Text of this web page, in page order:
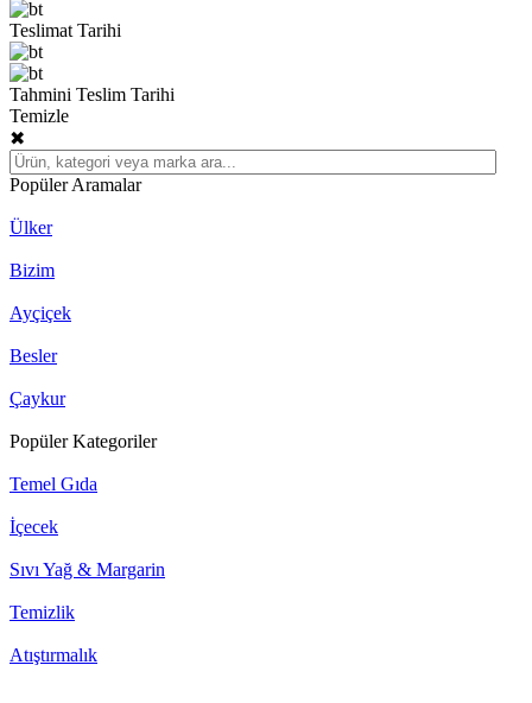
Teslimat Tarihi
Tahmini Teslim Tarihi
Temizle
✖
Popüler Aramalar
Ülker
Bizim
Ayçiçek
Besler
Çaykur
Popüler Kategoriler
Temel Gıda
İçecek
Sıvı Yağ & Margarin
Temizlik
Atıştırmalık